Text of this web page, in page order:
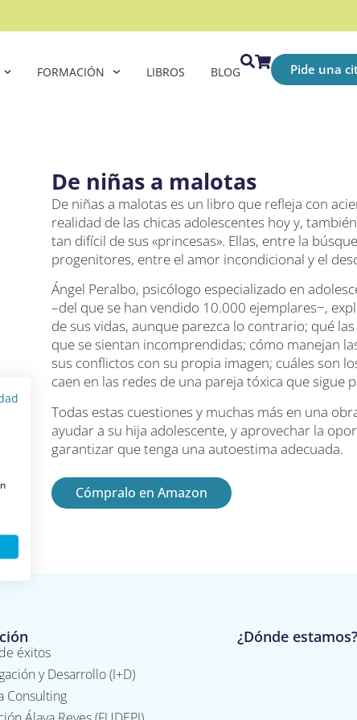
FORMACIÓN LIBROS BLOG Pide una
De niñas a malotas
De niñas a malotas es un libro que refleja con
realidad de las chicas adolescentes hoy y,
tan difícil de sus «princesas». Ellas, entre la
progenitores, entre el amor incondicional y el
Ángel Peralbo, psicólogo especializado en
–del que se han vendido 10.000 ejemplares−,
de sus vidas, aunque parezca lo contrario; qué
que se sientan incomprendidas; cómo manejan
sus conflictos con su propia imagen; cuáles son
caen en las redes de una pareja tóxica que sigue
Todas estas cuestiones y muchas más en una
ayudar a su hija adolescente, y aprovechar la
garantizar que tenga una autoestima adecuada.
Cómpralo en Amazon
éxitos
y Desarrollo (I+D)
Consulting
¿Dónde estamos?